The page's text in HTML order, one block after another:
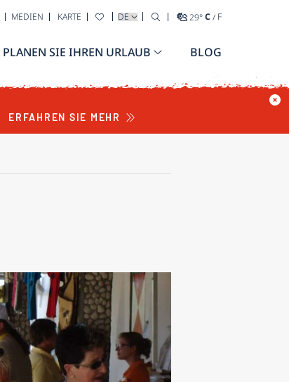
MEDIEN KARTE WÄHLEN SIE IHRE SPRACHE AUS
29°C / F
PLANEN SIE IHREN URLAUB BLOG
ERFAHREN SIE MEHR